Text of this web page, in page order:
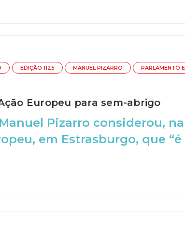
EDIÇÃO 1125 MANUEL PIZARRO PARLAMENTO
Europeu para sem-abrigo
Pizarro considerou, na
em Estrasburgo, que “é